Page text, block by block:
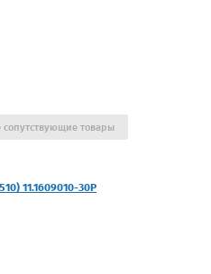
11.1609010-30Р
сопутствующие товары